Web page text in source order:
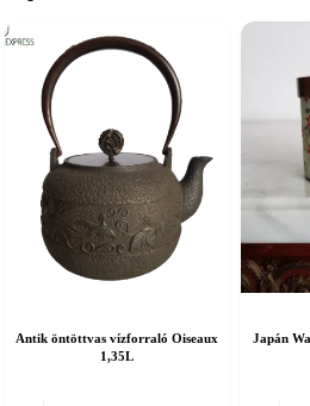
Antik öntöttvas vízforraló Oiseaux
1,35L
Japán